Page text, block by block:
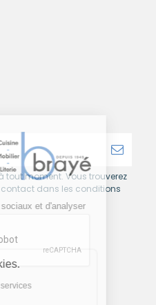
tout moment. Vous trouverez
dans les conditions